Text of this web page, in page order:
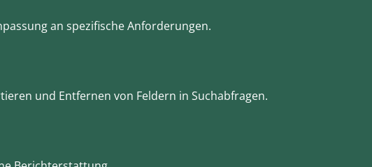
an spezifische Anforderungen.
und Entfernen von Feldern in Suchabfragen.